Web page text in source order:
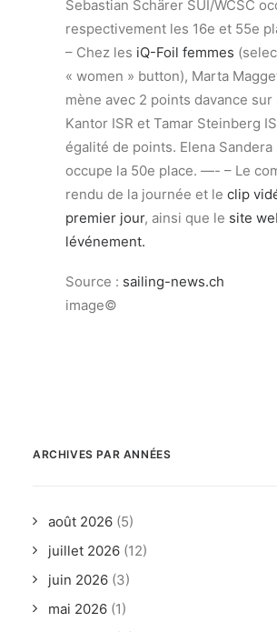
Sebastian Schärer SUI/WCSC
respectivement les 16e et 55e
– Chez les iQ-Foil femmes
« women » button), Marta
mène avec 2 points davance sur
Kantor ISR et Tamar Steinberg
égalité de points. Elena Sandera
occupe la 50e place. —- – Le
rendu de la journée et le clip
premier jour, ainsi que le site
lévénement.
Source : sailing-news.ch
image©
ARCHIVES PAR ANNÉES
août 2026 (5)
juillet 2026 (12)
juin 2026 (3)
mai 2026 (1)